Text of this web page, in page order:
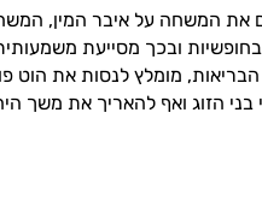
את המשחה על איבר המין,
ובכך מסייעת
מומלץ לנסות את הוט
הזוג ואף להאריך את משך